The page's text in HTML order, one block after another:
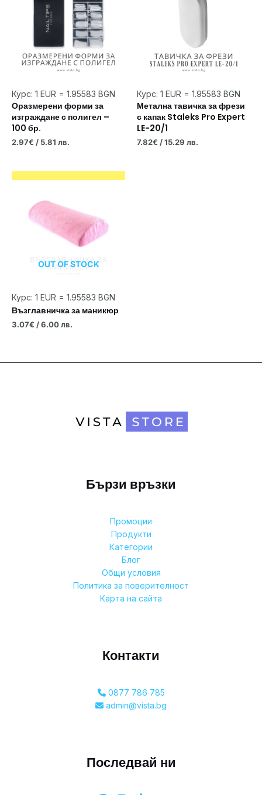
Курс: 1 EUR = 1.95583 BGN
Оразмерени форми за
изграждане с полигел –
100 бр.
2.97€ / 5.81 лв.
Курс: 1 EUR = 1.95583 BGN
Метална тавичка за фрези
с капак Staleks Pro Expert
LE-20/1
7.82€ / 15.29 лв.
OUT OF STOCK
Курс: 1 EUR = 1.95583 BGN
Възглавничка за маникюр
3.07€ / 6.00 лв.
Бързи връзки
Промоции
Продукти
Категории
Блог
Общи условия
Политика за поверителност
Карта на сайта
Контакти
0877 786 785
admin@vista.bg
Последвай ни